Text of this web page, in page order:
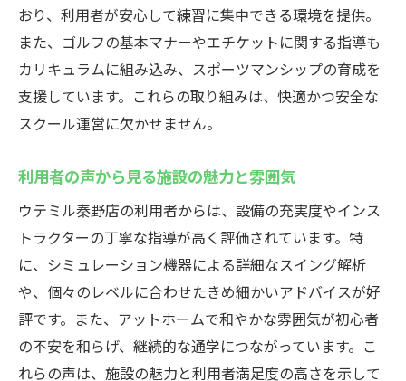
おり、利用者が安心して練習に集中できる環境を提供。
また、ゴルフの基本マナーやエチケットに関する指導も
カリキュラムに組み込み、スポーツマンシップの育成を
支援しています。これらの取り組みは、快適かつ安全な
スクール運営に欠かせません。
利用者の声から見る施設の魅力と雰囲気
ウテミル秦野店の利用者からは、設備の充実度やインス
トラクターの丁寧な指導が高く評価されています。特
に、シミュレーション機器による詳細なスイング解析
や、個々のレベルに合わせたきめ細かいアドバイスが好
評です。また、アットホームで和やかな雰囲気が初心者
の不安を和らげ、継続的な通学につながっています。こ
れらの声は、施設の魅力と利用者満足度の高さを示して